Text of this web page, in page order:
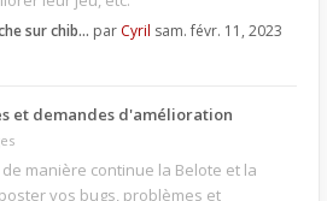
sur chib… par Cyril sam. févr. 11, 2023
et demandes d'amélioration
manière continue la Belote et la
vos bugs, problèmes et